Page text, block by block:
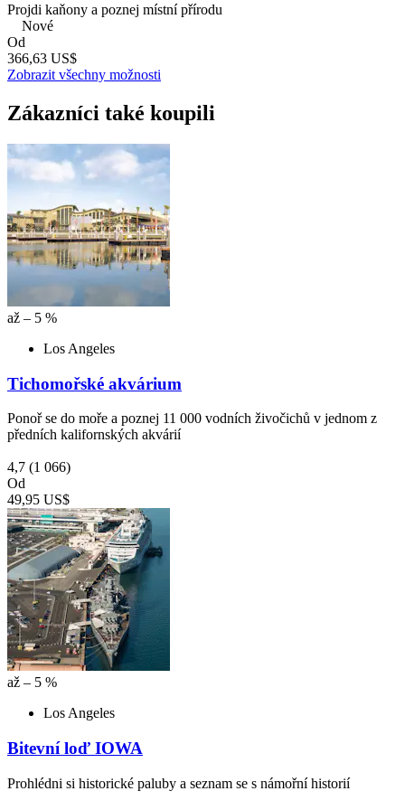
Projdi kaňony a poznej místní přírodu
Nové
Od
366,63 US$
Zobrazit všechny možnosti
Zákazníci také koupili
až – 5 %
Los Angeles
Tichomořské akvárium
Ponoř se do moře a poznej 11 000 vodních živočichů v jednom z
předních kalifornských akvárií
4,7 (1 066)
Od
49,95 US$
až – 5 %
Los Angeles
Bitevní loď IOWA
Prohlédni si historické paluby a seznam se s námořní historií